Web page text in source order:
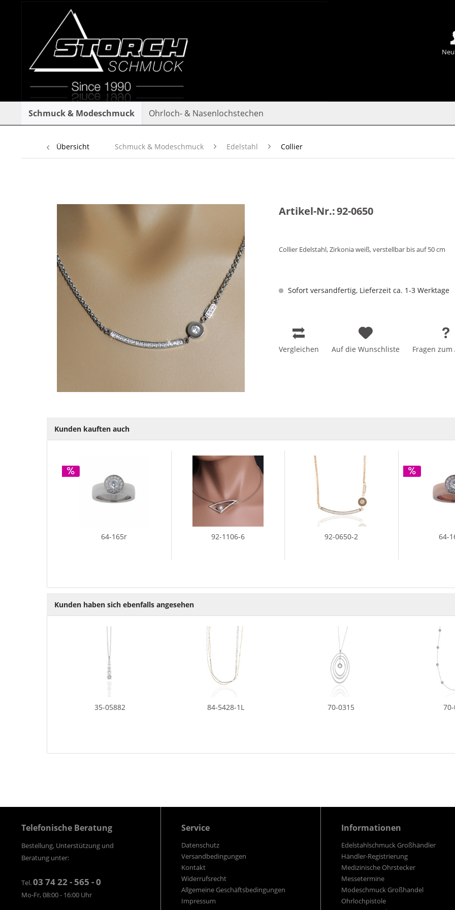
Schmuck & Modeschmuck Ohrloch- & Nasenlochstechen
Übersicht Schmuck & Modeschmuck Edelstahl Collier
Artikel-Nr.:92-0650
Collier Edelstahl, Zirkonia weiß, verstellbar bis auf 50 cm
Sofort versandfertig, Lieferzeit ca. 1-3 Werktage
Vergleichen Auf die Wunschliste Fragen zum
Kunden kauften auch
64-165r 92-1106-6 92-0650-2 64-
Kunden haben sich ebenfalls angesehen
35-05882 84-5428-1L 70-0315
Telefonische Beratung
Bestellung, Unterstützung und
Beratung unter:
Tel.03 74 22 - 565 - 0
Mo-Fr, 08:00 - 16:00 Uhr
Service
Datenschutz
Versandbedingungen
Kontakt
Widerrufsrecht
Allgemeine Geschäftsbedingungen
Impressum
Informationen
Edelstahlschmuck Großhändler
Händler-Registrierung
Medizinische Ohrstecker
Messetermine
Modeschmuck Großhandel
Ohrlochpistole